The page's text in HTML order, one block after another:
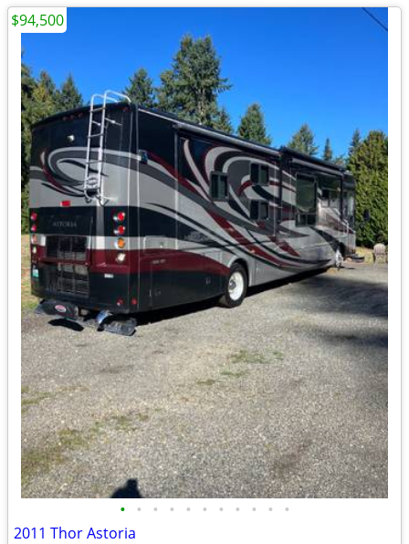
• • • • • • • • • • •
2011 Thor Astoria
$94,500